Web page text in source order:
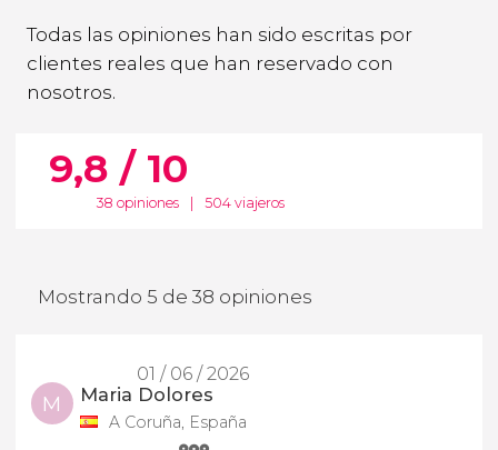
Todas las opiniones han sido escritas por
clientes reales que han reservado con
nosotros.
9,8 / 10
38 opiniones 504 viajeros
Mostrando 5 de 38 opiniones
01 / 06 / 2026
M Maria Dolores
A Coruña, España